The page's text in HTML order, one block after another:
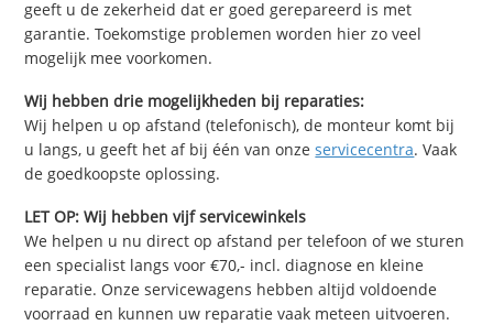
geeft u de zekerheid dat er goed gerepareerd is met
garantie. Toekomstige problemen worden hier zo veel
mogelijk mee voorkomen.
Wij hebben drie mogelijkheden bij reparaties:
Wij helpen u op afstand (telefonisch), de monteur komt bij
u langs, u geeft het af bij één van onzeservicecentra. Vaak
de goedkoopste oplossing.
LET OP: Wij hebben vijf servicewinkels
We helpen u nu direct op afstand per telefoon of we sturen
een specialist langs voor €70,- incl. diagnose en kleine
reparatie. Onze servicewagens hebben altijd voldoende
voorraad en kunnen uw reparatie vaak meteen uitvoeren.